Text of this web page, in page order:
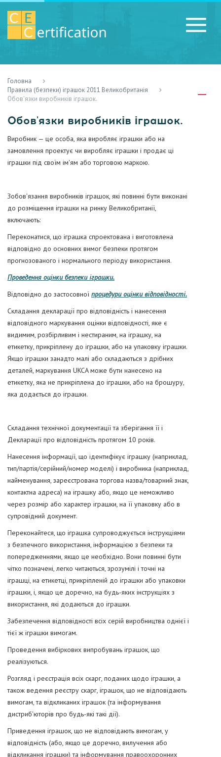
Головна
Правила (безпеки) іграшок 2011 Великобританія
Обов'язки виробників іграшок.
Обов'язки виробників іграшок.
Виробник — це особа, яка виробляє іграшки або на
замовлення проектує чи виробляє іграшки і продає ці
іграшки під своїм ім'ям або торговою маркою.
Зобов'язання виробників іграшок, які повинні бути виконані
до розміщення іграшки на ринку Великобританії,
включають:
Переконатися, що іграшка спроектована і виготовлена
відповідно до основних вимог безпеки протягом
прогнозованого і нормального періоду використання.
Проведення оцінки безпеки іграшки.
Відповідно до застосовної процедури оцінки відповідності.
Складання декларації про відповідність і нанесення
відповідного маркування оцінки відповідності, яке є
видимим, розбірливим і нестираним, на іграшку, на
етикетку, прикріплену до іграшки, або на упаковку іграшки.
Якщо іграшки занадто малі або складаються з дрібних
деталей, маркування UKCA може бути нанесено на
етикетку, яка не прикріплена до іграшки, або на брошуру,
яка додається до іграшки.
Складання технічної документації та зберігання її і
Декларації про відповідність протягом 10 років.
Нанесення інформації, що ідентифікує іграшку (наприклад,
тип/партія/серійний/номер моделі) і виробника (наприклад,
найменування, зареєстрована торгова назва/товарний знак,
контактна адреса) на іграшку або, якщо це неможливо
через розмір або характер іграшки, на її упаковку або в
супровідний документ.
Переконайтеся, що іграшка супроводжується інструкціями
з безпечного використання, інформацією з безпеки та
попередженнями, якщо це необхідно. Вони повинні бути
чітко позначені, легко читаються, зрозумілі і точні на
іграшці, на етикетці, прикріпленій до іграшки або упаковки
іграшки, і, якщо це доречно, на будь-яких інструкціях з
використання, які додаються до іграшки.
Забезпечення відповідності всіх серій виробництва однієї і
тієї ж іграшки вимогам.
Проведення вибіркових випробувань іграшок, що
реалізуються.
Розгляд і реєстрація всіх скарг, поданих щодо іграшки, а
також ведення реєстру скарг, іграшок, що не відповідають
вимогам, та відкликаних іграшок (та інформування
дистриб'юторів про будь-які такі дії).
Приведення іграшок, що не відповідають вимогам, у
відповідність (або, якщо це доречно, вилучення або
відкликання іграшки) та інформування правоохоронних